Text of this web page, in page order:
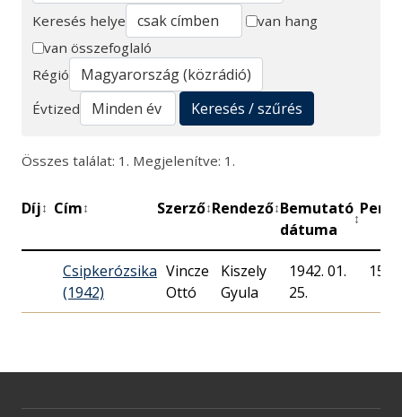
Keresés
Keresés helye
van hang
van összefoglaló
Régió
Évtized
Keresés / szűrés
Összes találat: 1. Megjelenítve: 1.
Díj↕ Cím↕ Szerző↕Rendező↕Bemutató
dátuma
↕
Perc
Csipkerózsika
(1942)
Vincze
Ottó
Kiszely
Gyula
1942. 01.
25.
15